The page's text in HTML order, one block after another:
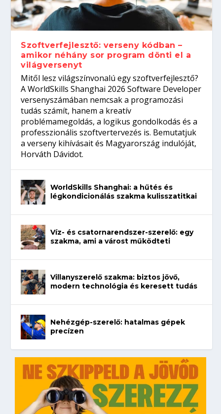
Kitalálod, mire használják ezeket a
gépeket?
Nem sikerült az egyetemi felvételi?
Tanulj szakmát!
Szoftverfejlesztő: verseny kódban –
amikor néhány sor program dönti el a
világversenyt...
Digitális detox – hogyan kapcsolódj ki
telefon nélkül?
Szoftverfejlesztő: verseny kódban –
amikor néhány sor program dönti el a
világversenyt
Mitől lesz világszínvonalú egy szoftverfejlesztő?
A WorldSkills Shanghai 2026 Software Developer
versenyszámában nemcsak a programozási
tudás számít, hanem a kreatív
problémamegoldás, a logikus gondolkodás és a
professzionális szoftvertervezés is. Bemutatjuk
a verseny kihívásait és Magyarország indulóját,
Horváth Dávidot.
WorldSkills Shanghai: a hűtés és
légkondicionálás szakma kulisszatitkai
Víz- és csatornarendszer-szerelő: egy
szakma, ami a várost működteti
Villanyszerelő szakma: biztos jövő,
modern technológia és keresett tudás
Nehézgép-szerelő: hatalmas gépek
precízen